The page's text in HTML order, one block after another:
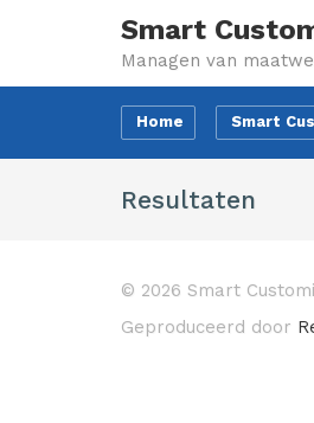
Smart
Managen van
Home Smart
Resultaten
© 2026 Smart
Geproduceerd door